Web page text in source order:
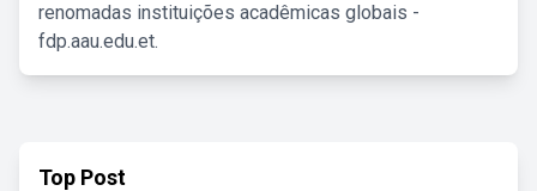
renomadas instituições acadêmicas globais -
fdp.aau.edu.et.
Top Post